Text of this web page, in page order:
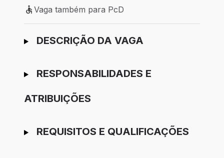
Vaga também para PcD
Vaga também para PcD
Ir para candidatura
DESCRIÇÃO DA VAGA
RESPONSABILIDADES E
ATRIBUIÇÕES
REQUISITOS E QUALIFICAÇÕES